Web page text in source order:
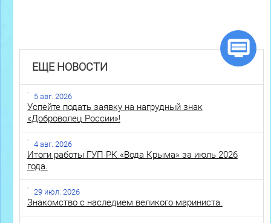
ЕЩЕ НОВОСТИ
5 авг. 2026
Успейте подать заявку на нагрудный знак
«Доброволец России»!
4 авг. 2026
Итоги работы ГУП РК «Вода Крыма» за июль 2026
года.
29 июл. 2026
Знакомство с наследием великого мариниста.